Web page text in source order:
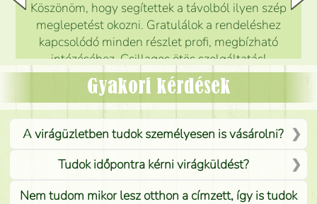
Köszönöm, hogy segítettek a távolból ilyen szép
meglepetést okozni. Gratulálok a rendeléshez
kapcsolódó minden részlet profi, megbízható
intézéséhez. Csillagos ötös szolgáltatás!
Mónika
Gyakori kérdések
A virágüzletben tudok személyesen is vásárolni?
Tudok időpontra kérni virágküldést?
Nem tudom mikor lesz otthon a címzett, így is tudok